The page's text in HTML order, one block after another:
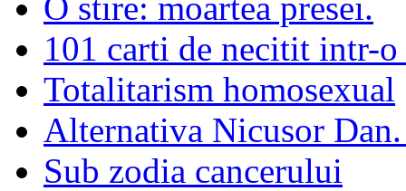
101 carti de necitit intr-
Totalitarism homosexual
Alternativa Nicusor
Sub zodia cancerului